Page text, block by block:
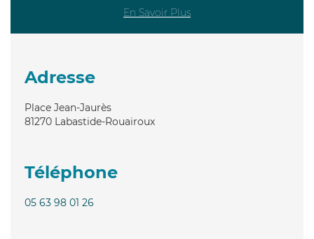
En Savoir Plus
Adresse
Place Jean-Jaurès
81270 Labastide-Rouairoux
Téléphone
05 63 98 01 26